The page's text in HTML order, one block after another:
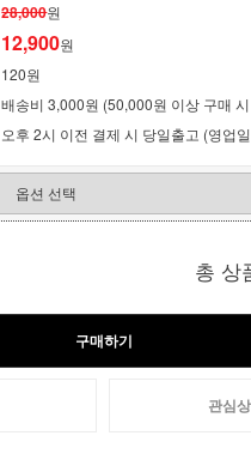
28,000원
12,900원
120원
배송비 3,000원 (50,000원 이상 구매
오후 2시 이전 결제 시 당일출고 (영업
총 상
구매하기
관심